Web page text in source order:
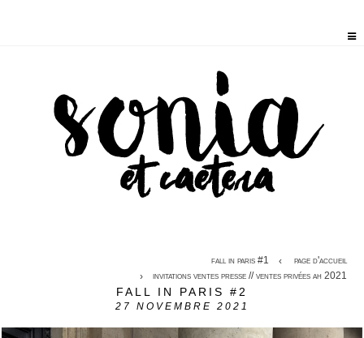
fall in paris #1
page d'accueil
invitations ventes presse // ventes privées ah 2021
FALL IN PARIS #2
27 NOVEMBRE 2021